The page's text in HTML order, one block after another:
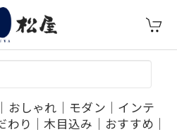
おしゃれ｜モダン｜インテ
わり｜木目込み｜おすすめ｜